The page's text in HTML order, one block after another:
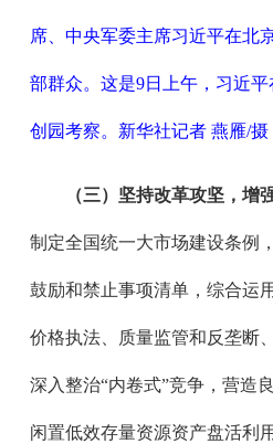
席、中央军委主席习近平在北
部群众。这是9日上午，习近
创园考察。新华社记者 燕雁/摄
（三）坚持改革攻坚，增
制定全国统一大市场建设条例
鼓励和禁止事项清单，综合运
价格执法、质量监管和反垄断
深入整治“内卷式”竞争，营造
闲置低效存量资源资产盘活利